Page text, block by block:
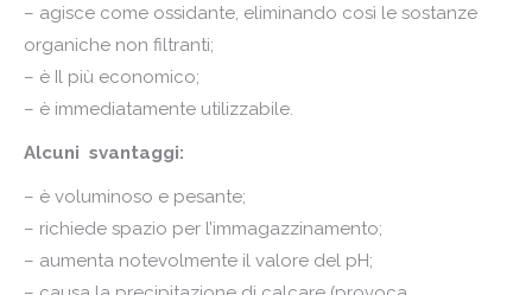
– agisce come ossidante, eliminando così le sostanze
organiche non filtranti;
– è Il più economico;
– è immediatamente utilizzabile.
Alcuni svantaggi:
– è voluminoso e pesante;
– richiede spazio per l’immagazzinamento;
– aumenta notevolmente il valore del pH;